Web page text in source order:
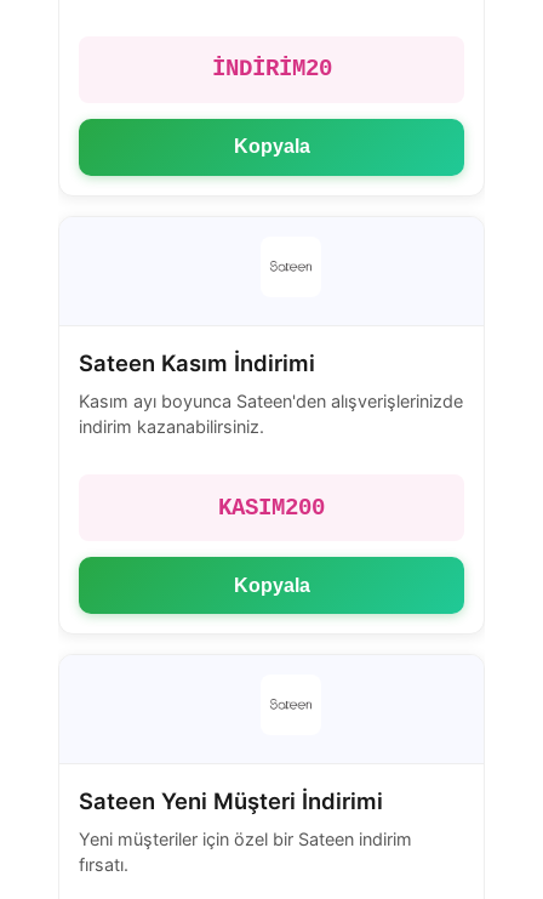
İNDİRİM20
Kopyala
Sateen Kasım İndirimi
Kasım ayı boyunca Sateen'den alışverişlerinizde
indirim kazanabilirsiniz.
KASIM200
Kopyala
Sateen Yeni Müşteri İndirimi
Yeni müşteriler için özel bir Sateen indirim
fırsatı.